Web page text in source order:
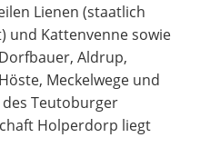
Lienen (staatlich
und Kattenvenne sowie
Aldrup,
Meckelwege und
Teutoburger
Holperdorp liegt